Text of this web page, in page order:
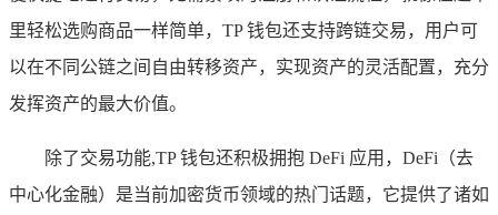
里轻松选购商品一样简单，TP 钱包还支持跨链交易，用户可
以在不同公链之间自由转移资产，实现资产的灵活配置，充分
发挥资产的最大价值。
除了交易功能,TP 钱包还积极拥抱 DeFi 应用，DeFi（去
中心化金融）是当前加密货币领域的热门话题，它提供了诸如